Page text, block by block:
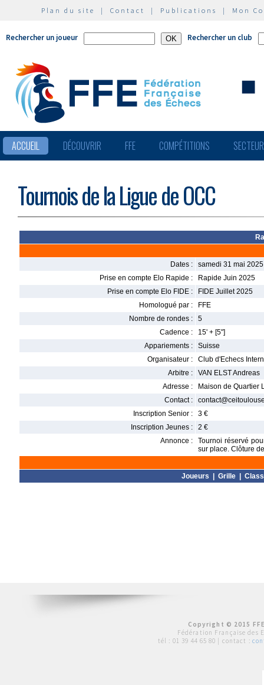
Plan du site | Contact | Publications | Mon
Rechercher un joueur Rechercher un club
ACCUEIL DÉCOUVRIR FFE COMPÉTITIONS
Tournois de la Ligue de OCC
Dates :
samedi 31 mai
Prise en compte Elo Rapide :
Rapide Juin 2025
Prise en compte Elo FIDE :
FIDE Juillet 2025
Homologué par :
FFE
Nombre de rondes :
5
Cadence :
15' + [5"]
Appariements :
Suisse
Organisateur :
Club d'Echecs
Arbitre :
VAN ELST Andreas
Adresse :
Maison de Quartier
Contact :
Inscription Senior :
3 €
Inscription Jeunes :
2 €
Annonce :
Tournoi réservé
sur place. Clôture
Joueurs Grille
Copyright © 2015
Fédération Française des
tél : 01 39 44 65 80 | contact :